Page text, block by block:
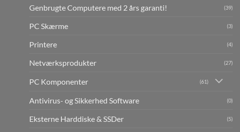
Genbrugte Computere med 2 års garanti! (39)
PC Skærme (3)
Printere (4)
Netværksprodukter (27)
PC Komponenter (61)
Antivirus- og Sikkerhed Software (0)
Eksterne Harddiske & SSDer (5)